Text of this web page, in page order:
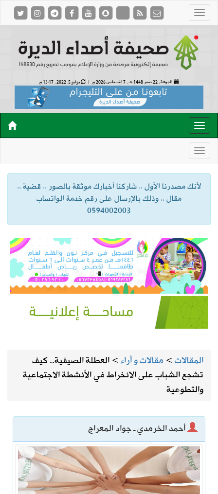
الجمعة , 22 صفر 1448 هـ , 7 أغسطس 2026 م | يوليو 5, 2022 , 13:17 م
لأنك مصدرنا الأول .. شاركنا أخبارك موثقة بالصور .. قضية ..
مقال .. وذلك بالإرسال على رقم خدمة الواتساب
0594002003
المقالات> مقالات و أراء>العطلة الصيفية.. كيف
تشجع الشباب على الانخراط في الأنشطة الاجتماعية
والتطوعية
أحمد الخرمدي ـ جواد المعراج